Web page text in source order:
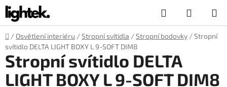
Přejít
na
obsah
Hledat
KOŠÍK
Domů
/ Osvětlení interiéru /Stropní svítidla /Stropní bodovky /Stropní
svítidlo DELTA LIGHT BOXY L 9-SOFT DIM8
Stropní svítidlo DELTA
LIGHT BOXY L 9-SOFT DIM8